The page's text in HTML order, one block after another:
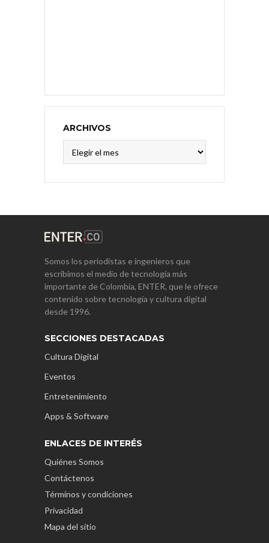
ARCHIVOS
Somos los periodistas e ingenieros que
escribimos el medio de tecnología más
importante de Colombia, ENTER, que le ofrece
contenido sobre tecnología y cultura digital
desde 1996.
SECCIONES DESTACADAS
Cultura Digital
Eventos
Entretenimiento
Apps & Software
ENLACES DE INTERÉS
Quiénes Somos
Contáctenos
Términos y condiciones
Privacidad
Mapa del sitio